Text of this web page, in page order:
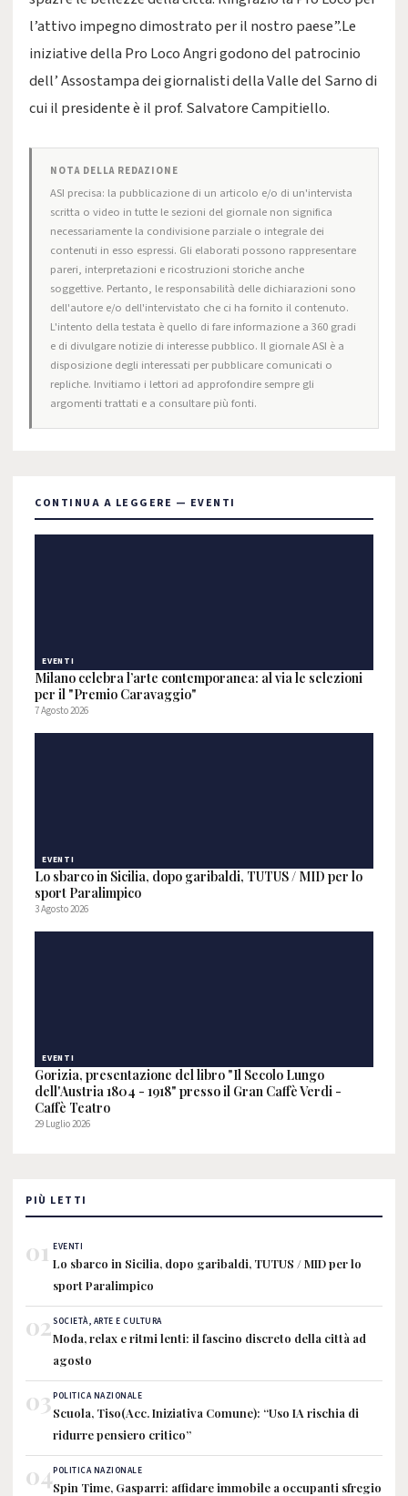
l’attivo impegno dimostrato per il nostro paese”.Le
iniziative della Pro Loco Angri godono del patrocinio
dell’ Assostampa dei giornalisti della Valle del Sarno di
cui il presidente è il prof. Salvatore Campitiello.
NOTA DELLA REDAZIONE
ASI precisa: la pubblicazione di un articolo e/o di un'intervista
scritta o video in tutte le sezioni del giornale non significa
necessariamente la condivisione parziale o integrale dei
contenuti in esso espressi. Gli elaborati possono rappresentare
pareri, interpretazioni e ricostruzioni storiche anche
soggettive. Pertanto, le responsabilità delle dichiarazioni sono
dell'autore e/o dell'intervistato che ci ha fornito il contenuto.
L'intento della testata è quello di fare informazione a 360 gradi
e di divulgare notizie di interesse pubblico. Il giornale ASI è a
disposizione degli interessati per pubblicare comunicati o
repliche. Invitiamo i lettori ad approfondire sempre gli
argomenti trattati e a consultare più fonti.
CONTINUA A LEGGERE — EVENTI
EVENTI
Milano celebra l’arte contemporanea: al via le selezioni
per il "Premio Caravaggio"
7 Agosto 2026
EVENTI
Lo sbarco in Sicilia, dopo garibaldi, TUTUS / MID per lo
sport Paralimpico
3 Agosto 2026
EVENTI
Gorizia, presentazione del libro "Il Secolo Lungo
dell'Austria 1804 - 1918" presso il Gran Caffè Verdi -
Caffè Teatro
29 Luglio 2026
PIÙ LETTI
01 EVENTI
Lo sbarco in Sicilia, dopo garibaldi, TUTUS / MID per lo
sport Paralimpico
02SOCIETÀ, ARTE E CULTURA
Moda, relax e ritmi lenti: il fascino discreto della città ad
agosto
03POLITICA NAZIONALE
Scuola, Tiso(Acc. Iniziativa Comune): “Uso IA rischia di
ridurre pensiero critico”
04POLITICA NAZIONALE
Spin Time, Gasparri: affidare immobile a occupanti sfregio